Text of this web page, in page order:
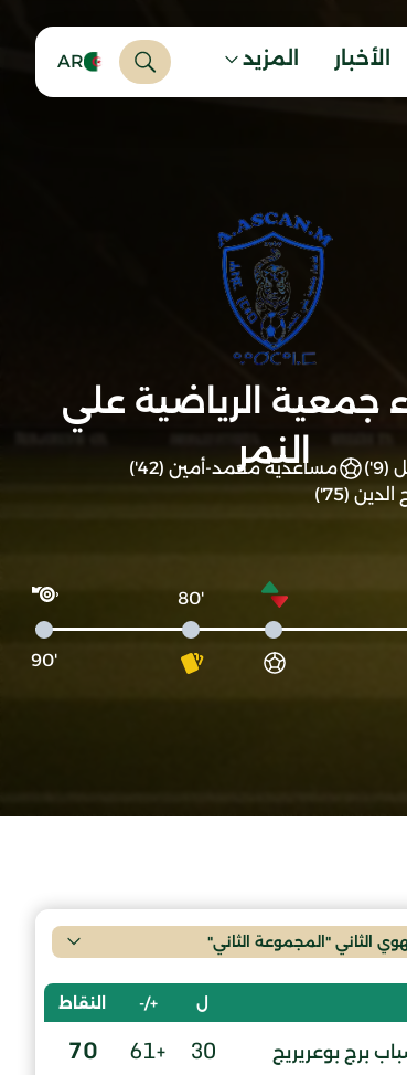
الأخبار المزيد AR
جمعية الرياضية علي
النمر
مساعدية محمد-أمين (42')
(75')
'80
'90
الثاني "المجموعة الثاني"
ل +/- النقاط
برج بوعريريج 30
+61
70